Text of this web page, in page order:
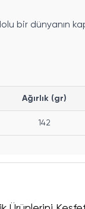
dünyanın
Ağırlık (gr)
142